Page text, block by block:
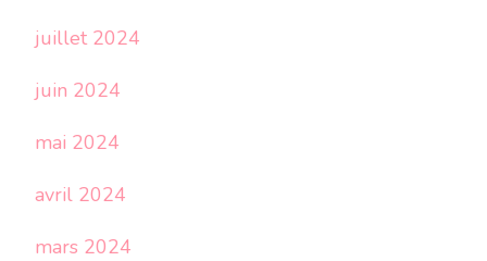
juillet 2024
juin 2024
mai 2024
avril 2024
mars 2024